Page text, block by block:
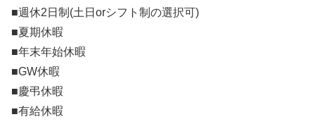
■週休2日制(土日orシフト制の選択可)
■夏期休暇
■年末年始休暇
■GW休暇
■慶弔休暇
■有給休暇